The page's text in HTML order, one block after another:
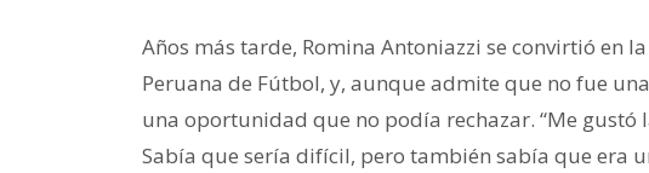
Años más tarde, Romina Antoniazzi se convirtió en
Peruana de Fútbol, y, aunque admite que no fue
una oportunidad que no podía rechazar. “Me gustó
Sabía que sería difícil, pero también sabía que era